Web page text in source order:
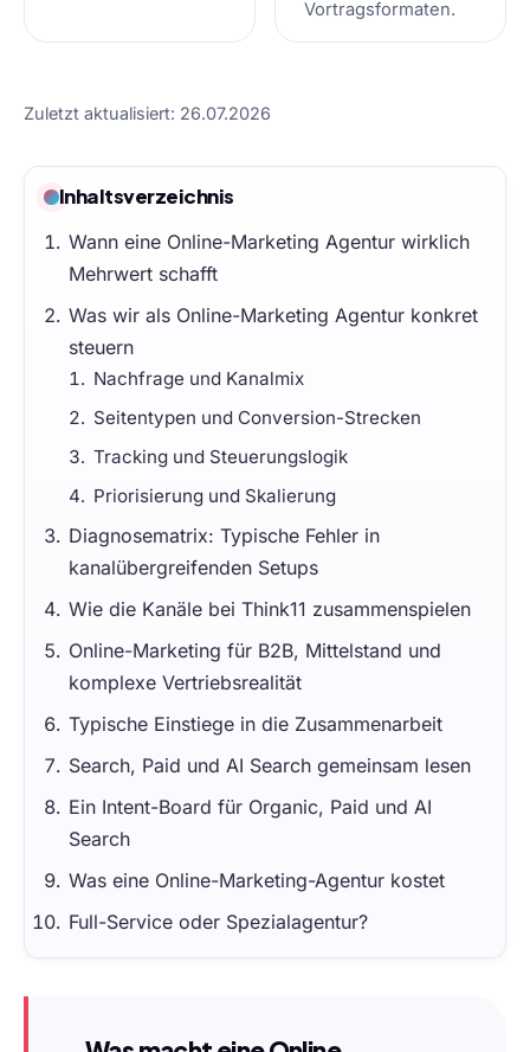
Vortragsformaten.
Zuletzt aktualisiert: 26.07.2026
Inhaltsverzeichnis
Wann eine Online-Marketing Agentur wirklich
Mehrwert schafft
Was wir als Online-Marketing Agentur konkret
steuern
Nachfrage und Kanalmix
Seitentypen und Conversion-Strecken
Tracking und Steuerungslogik
Priorisierung und Skalierung
Diagnosematrix: Typische Fehler in
kanalübergreifenden Setups
Wie die Kanäle bei Think11 zusammenspielen
Online-Marketing für B2B, Mittelstand und
komplexe Vertriebsrealität
Typische Einstiege in die Zusammenarbeit
Search, Paid und AI Search gemeinsam lesen
Ein Intent-Board für Organic, Paid und AI
Search
Was eine Online-Marketing-Agentur kostet
Full-Service oder Spezialagentur?